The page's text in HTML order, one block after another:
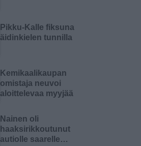
Pikku-Kalle fiksuna
äidinkielen tunnilla
Kemikaalikaupan
omistaja neuvoi
aloittelevaa myyjää
Nainen oli
haaksirikkoutunut
autiolle saarelle…